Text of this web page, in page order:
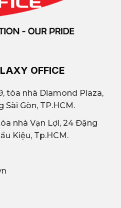
OFFICE
tòa nhà Diamond Plaza,
Sài Gòn, TP.HCM.
nhà Vạn Lợi, 24 Đặng
Kiệu, Tp.HCM.